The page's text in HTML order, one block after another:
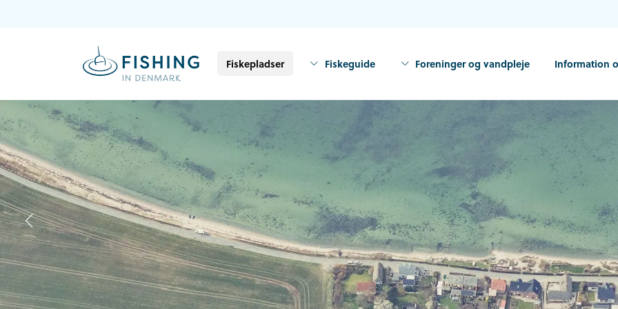
Fiskepladser Fiskeguide Foreninger og vandpleje Information
Previous